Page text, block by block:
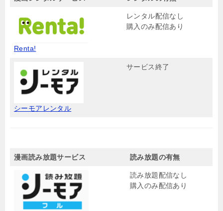
Renta!
レンタル配信なし
購入のみ配信あり
シーモアレンタル
サービス終了
漫画読み放題サービス 読み放題の有無
読み放題配信なし
購入のみ配信あり